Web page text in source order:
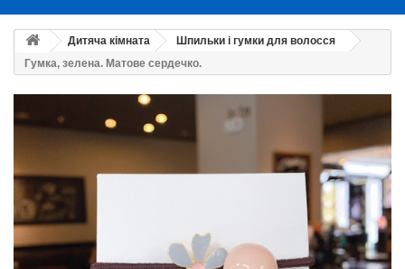
Дитяча кімната
Шпильки і гумки для волосся
Гумка, зелена. Матове сердечко.